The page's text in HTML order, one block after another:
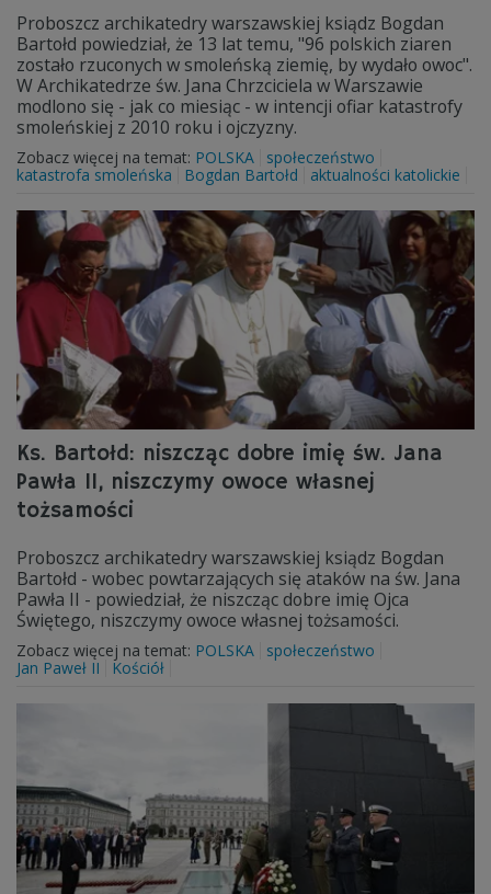
Proboszcz archikatedry warszawskiej ksiądz Bogdan
Bartołd powiedział, że 13 lat temu, "96 polskich ziaren
zostało rzuconych w smoleńską ziemię, by wydało owoc".
W Archikatedrze św. Jana Chrzciciela w Warszawie
modlono się - jak co miesiąc - w intencji ofiar katastrofy
smoleńskiej z 2010 roku i ojczyzny.
Zobacz więcej na temat: POLSKA
społeczeństwo
katastrofa smoleńska
Bogdan Bartołd aktualności katolickie
Ks. Bartołd: niszcząc dobre imię św. Jana
Pawła II, niszczymy owoce własnej
tożsamości
Proboszcz archikatedry warszawskiej ksiądz Bogdan
Bartołd - wobec powtarzających się ataków na św. Jana
Pawła II - powiedział, że niszcząc dobre imię Ojca
Świętego, niszczymy owoce własnej tożsamości.
Zobacz więcej na temat: POLSKA
społeczeństwo
Jan Paweł II
Kościół